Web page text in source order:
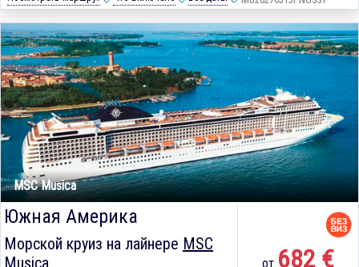
MSC Musica
Южная Америка
Морской круиз на лайнере MSC
Musica
от 682 €